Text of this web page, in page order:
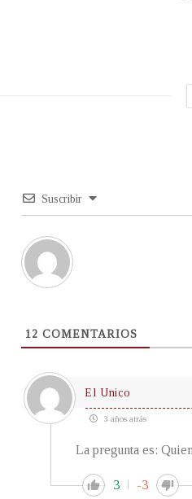
Suscribir
12 COMENTARIOS
El Unico
3 años atrás
La pregunta es:
3 -3